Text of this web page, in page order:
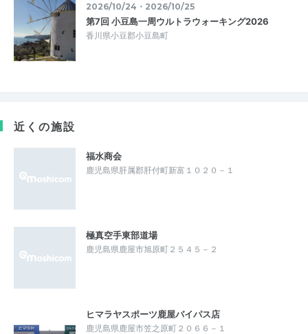
2026/10/24・2026/10/25
第7回 小豆島一周ウルトラウォーキング2026
香川県小豆郡小豆島町
近くの施設
福水商会
鹿児島県肝属郡肝付町新富１０２０－１
極真空手東部道場
鹿児島県鹿屋市旭原町２５４５－２
ヒマラヤスポーツ鹿屋バイパス店
鹿児島県鹿屋市笠之原町２０６６－１